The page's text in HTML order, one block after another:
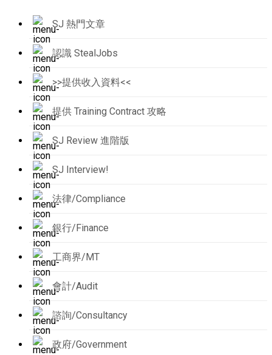
SJ 熱門文章
認識 StealJobs
>>提供收入資料<<
提供 Training Contract 攻略
SJ Review 進階版
SJ Interview!
法律/Compliance
銀行/Finance
工商界/MT
會計/Audit
諮詢/Consultancy
政府/Government